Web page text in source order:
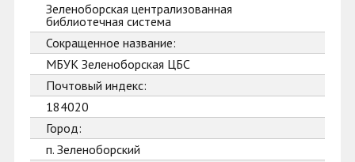
Зеленоборская централизованная
библиотечная система
Сокращенное название:
МБУК Зеленоборская ЦБС
Почтовый индекс:
184020
Город:
п. Зеленоборский